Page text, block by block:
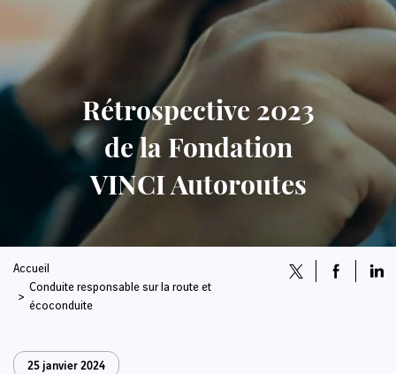
Rétrospective 2023
de la Fondation
VINCI Autoroutes
Accueil
Conduite responsable sur la route et
écoconduite
25 janvier 2024